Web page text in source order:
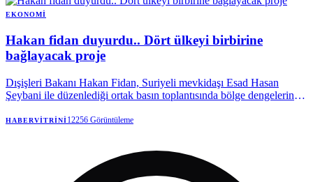
EKONOMI
Hakan fidan duyurdu.. Dört ülkeyi birbirine
bağlayacak proje
Dışişleri Bakanı Hakan Fidan, Suriyeli mevkidaşı Esad Hasan
Şeybani ile düzenlediği ortak basın toplantısında bölge dengelerini
kara ve demir yolu projesinin detayları kamuoyuyla paylaşıldı.
HABERVITRINI12256 Görüntüleme